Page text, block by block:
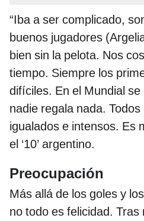
“Iba a ser complicado,
buenos jugadores
bien sin la pelota. Nos
tiempo. Siempre los
difíciles. En el Mundial
nadie regala nada.
igualados e intensos. Es
el ‘10’ argentino.
Preocupación
Más allá de los goles y
no todo es felicidad.